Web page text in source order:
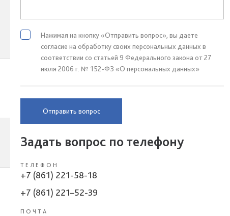
Нажимая на кнопку «Отправить вопрос», вы даете
согласие на обработку своих персональных данных в
соответствии со статьей 9 Федерального закона от 27
июля 2006 г. № 152-ФЗ «О персональных данных»
Отправить вопрос
Задать вопрос по телефону
ТЕЛЕФОН
+7 (861) 221-58-18
+7 (861) 221–52-39
ПОЧТА